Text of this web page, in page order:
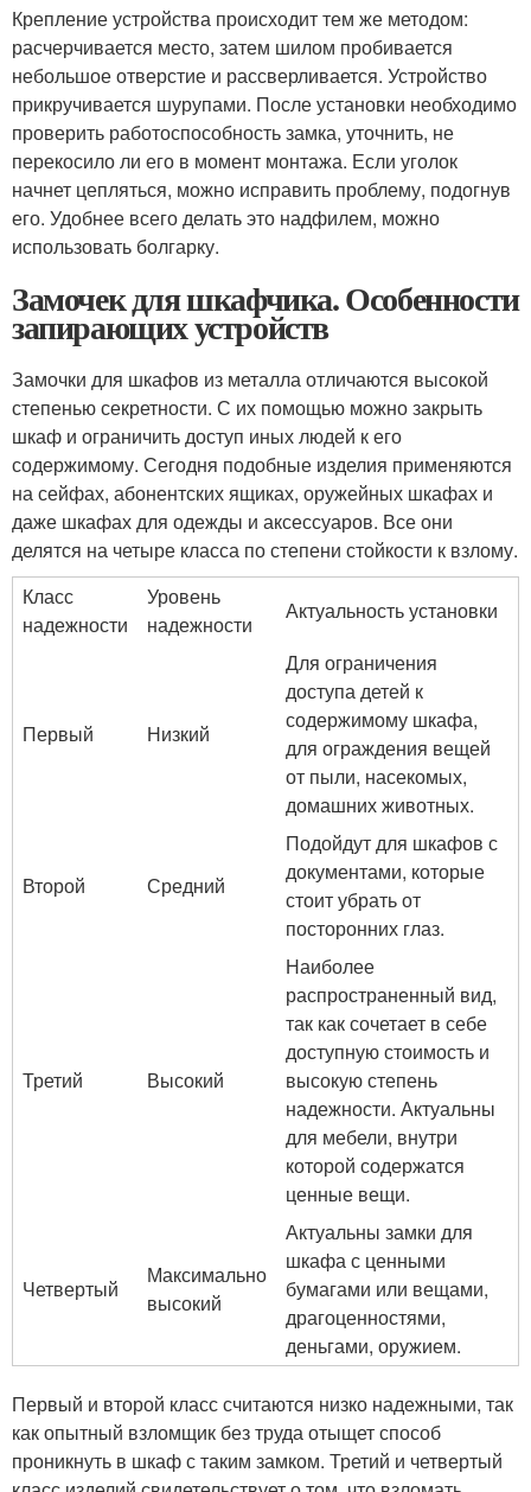
Крепление устройства происходит тем же методом:
расчерчивается место, затем шилом пробивается
небольшое отверстие и рассверливается. Устройство
прикручивается шурупами. После установки необходимо
проверить работоспособность замка, уточнить, не
перекосило ли его в момент монтажа. Если уголок
начнет цепляться, можно исправить проблему, подогнув
его. Удобнее всего делать это надфилем, можно
использовать болгарку.
Замочек для шкафчика. Особенности
запирающих устройств
Замочки для шкафов из металла отличаются высокой
степенью секретности. С их помощью можно закрыть
шкаф и ограничить доступ иных людей к его
содержимому. Сегодня подобные изделия применяются
на сейфах, абонентских ящиках, оружейных шкафах и
даже шкафах для одежды и аксессуаров. Все они
делятся на четыре класса по степени стойкости к взлому.
Класс
надежности
Уровень
надежности
Актуальность установки
Первый Низкий
Для ограничения
доступа детей к
содержимому шкафа,
для ограждения вещей
от пыли, насекомых,
домашних животных.
Второй Средний
Подойдут для шкафов с
документами, которые
стоит убрать от
посторонних глаз.
Третий Высокий
Наиболее
распространенный вид,
так как сочетает в себе
доступную стоимость и
высокую степень
надежности. Актуальны
для мебели, внутри
которой содержатся
ценные вещи.
Четвертый
Максимально
высокий
Актуальны замки для
шкафа с ценными
бумагами или вещами,
драгоценностями,
деньгами, оружием.
Первый и второй класс считаются низко надежными, так
как опытный взломщик без труда отыщет способ
проникнуть в шкаф с таким замком. Третий и четвертый